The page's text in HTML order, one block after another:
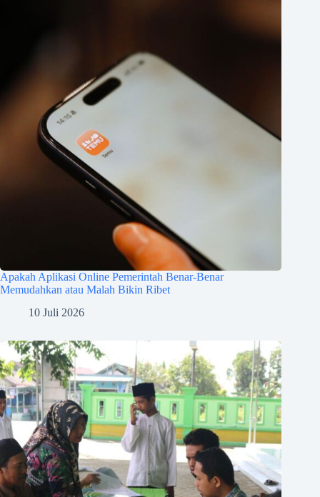
Apakah Aplikasi Online Pemerintah Benar-Benar
Memudahkan atau Malah Bikin Ribet
10 Juli 2026